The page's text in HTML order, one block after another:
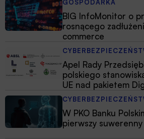
GOSPODARKA
BIG InfoMonitor o
rosnącego
commerce
Apel Rady
polskiego
UE nad pakietem
W PKO Banku
pierwszy